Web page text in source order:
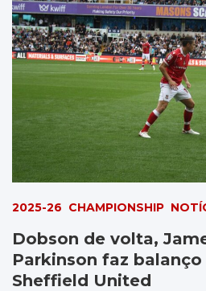
2025-26 CHAMPIONSHIP
Dobson de volta,
Parkinson faz
Sheffield United